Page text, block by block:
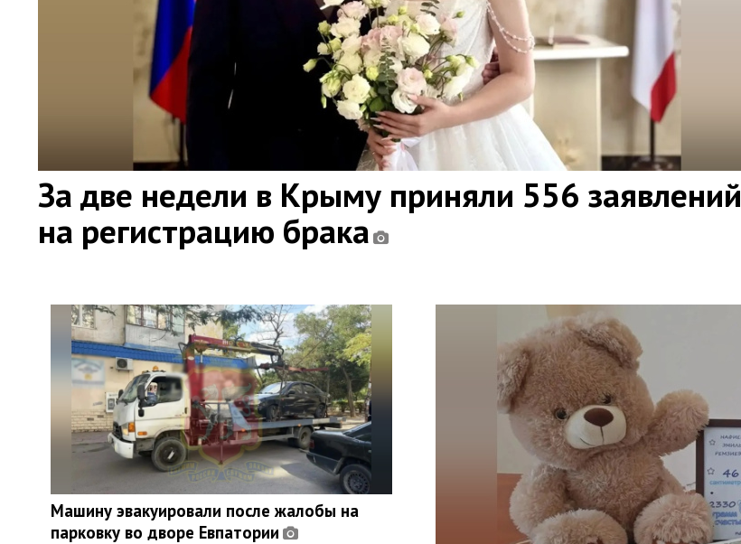
За две недели в Крыму приняли 556 заявлений
на регистрацию брака
Машину эвакуировали после жалобы на
парковку во дворе Евпатории